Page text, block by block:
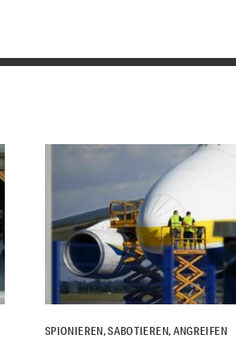
SPIONIEREN, SABOTIEREN, ANGREIFEN